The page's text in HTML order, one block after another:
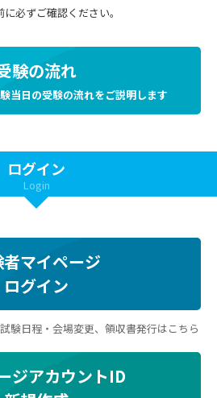
必ずご確認ください。
験の流れ
当日の受験の流れをご説明します
ログイン
Login
マイページ
ログイン
験日程・会場変更、領収書発行はこちら
ジアカウントID